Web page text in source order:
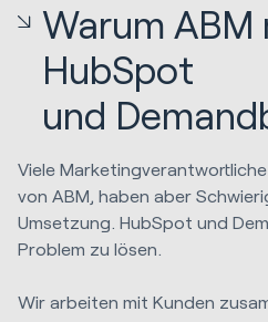
Warum ABM
HubSpot
und
Viele
von ABM, haben aber
Umsetzung. HubSpot und
Problem zu lösen.
Wir arbeiten mit Kunden